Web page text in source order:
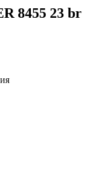
8455 23 br